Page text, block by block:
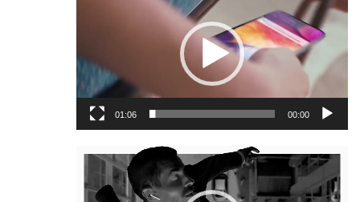
וידאו
00:00
01:06
נגן
וידאו